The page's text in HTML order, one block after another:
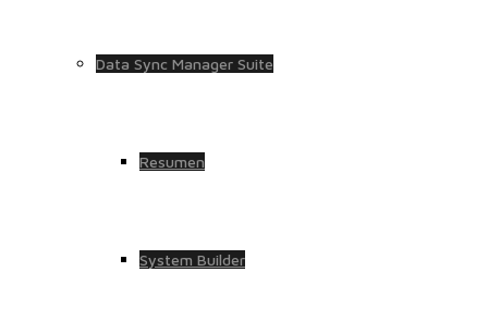
Data Sync Manager Suite
Resumen
System Builder